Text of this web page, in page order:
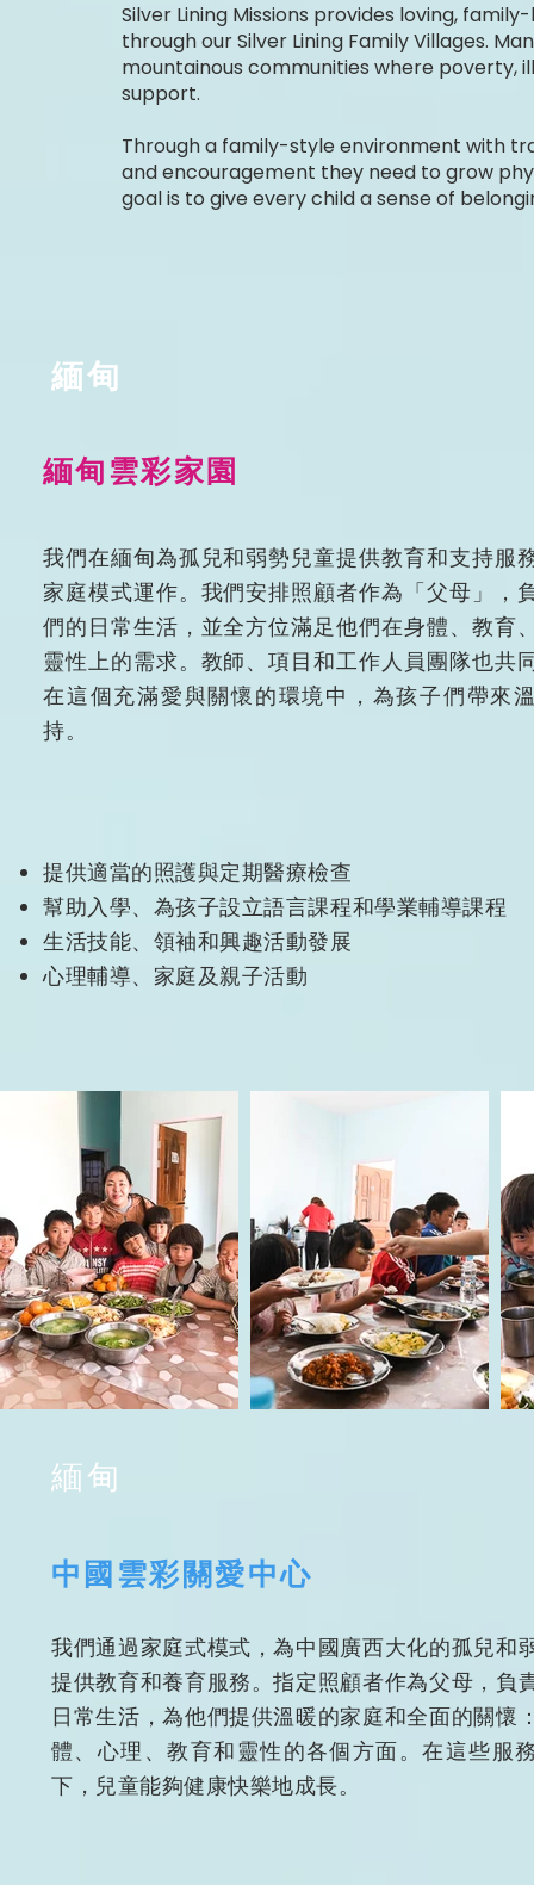
Silver Lining Missions provides loving,
through our Silver Lining Family Villages.
mountainous communities where poverty,
support.
Through a family-style environment with
and encouragement they need to grow
goal is to give every child a sense of
緬甸
緬甸雲彩家園
我們在緬甸為孤兒和弱勢兒童提供教育和支持服
家庭模式運作。我們安排照顧者作為「父母」，
們的日常生活，並全方位滿足他們在身體、教育
靈性上的需求。教師、項目和工作人員團隊也共
在這個充滿愛與關懷的環境中，為孩子們帶來
持。
提供適當的照護與定期醫療檢查
幫助入學、為孩子設立語言課程和學業輔導課程
生活技能、領袖和興趣活動發展
心理輔導、家庭及親子活動
緬甸
中國雲彩關愛中心
我們通過家庭式模式，為中國廣西大化的孤兒和
提供教育和養育服務。指定照顧者作為父母，負
日常生活，為他們提供溫暖的家庭和全面的關懷
體、心理、教育和靈性的各個方面。在這些服
下，兒童能夠健康快樂地成長。